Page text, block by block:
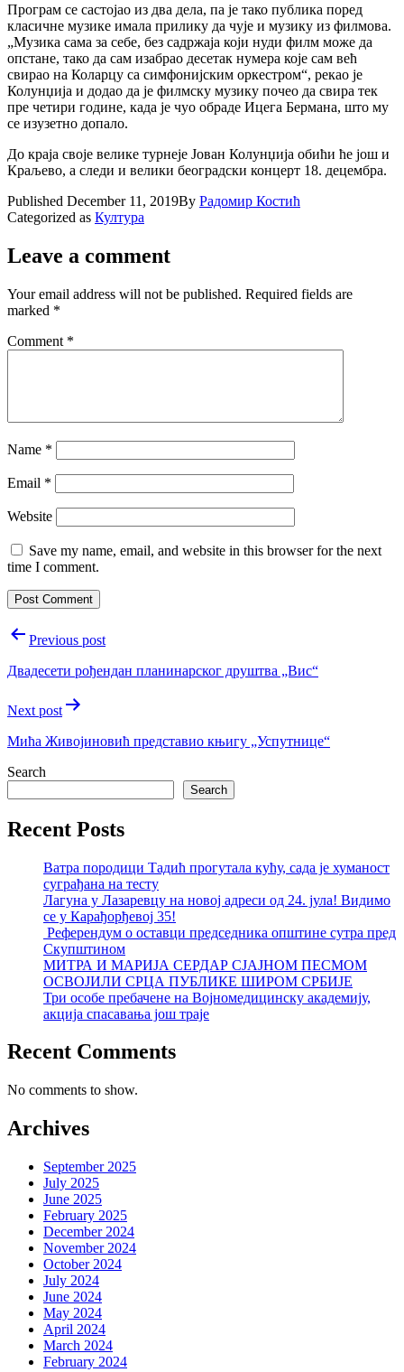
Програм се састојао из два дела, па је тако публика поред
класичне музике имала прилику да чује и музику из филмова.
„Музика сама за себе, без садржаја који нуди филм може да
опстане, тако да сам изабрао десетак нумера које сам већ
свирао на Коларцу са симфонијским оркестром“, рекао је
Колунџија и додао да је филмску музику почео да свира тек
пре четири године, када је чуо обраде Ицега Бермана, што му
се изузетно допало.
До краја своје велике турнеје Јован Колунџија обићи ће још и
Краљево, а следи и велики београдски концерт 18. децембра.
Published December 11, 2019By Радомир Костић
Categorized as Култура
Leave a comment
Your email address will not be published. Required fields are
marked *
Comment *
Name *
Email *
Website
Save my name, email, and website in this browser for the next
time I comment.
PostPrevious post
Двадесети рођендан планинарског друштва „Вис“
Next post
Мића Живојиновић представио књигу „Успутнице“
Search
Search
Recent Posts
Ватра породици Тадић прогутала кућу, сада је хуманост
суграђана на тесту
Лагуна у Лазаревцу на новој адреси од 24. јула! Видимо
се у Карађорђевој 35!
Референдум о оставци председника општине сутра пред
Скупштином
МИТРА И МАРИЈА СЕРДАР СЈАЈНОМ ПЕСМОМ
ОСВОЈИЛИ СРЦА ПУБЛИКЕ ШИРОМ СРБИЈЕ
Три особе пребачене на Војномедицинску академију,
акција спасавања још траје
Recent Comments
No comments to show.
Archives
September 2025
July 2025
June 2025
February 2025
December 2024
November 2024
October 2024
July 2024
June 2024
May 2024
April 2024
March 2024
February 2024